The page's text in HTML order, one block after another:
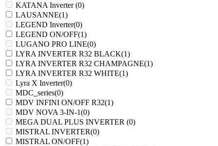
KATANA Inverter(0)
LAUSANNE(1)
LEGEND Inverter(0)
LEGEND ON/OFF(1)
LUGANO PRO LINE(0)
LYRA INVERTER R32 BLACK(1)
LYRA INVERTER R32 CHAMPAGNE(1)
LYRA INVERTER R32 WHITE(1)
Lyra X Inverter(0)
MDC_series(0)
MDV INFINI ON/OFF R32(1)
MDV NOVA 3-IN-1(0)
MEGA DUAL PLUS INVERTER (0)
MISTRAL INVERTER(0)
MISTRAL ON/OFF(1)